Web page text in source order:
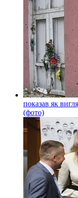
показав як
(фото)